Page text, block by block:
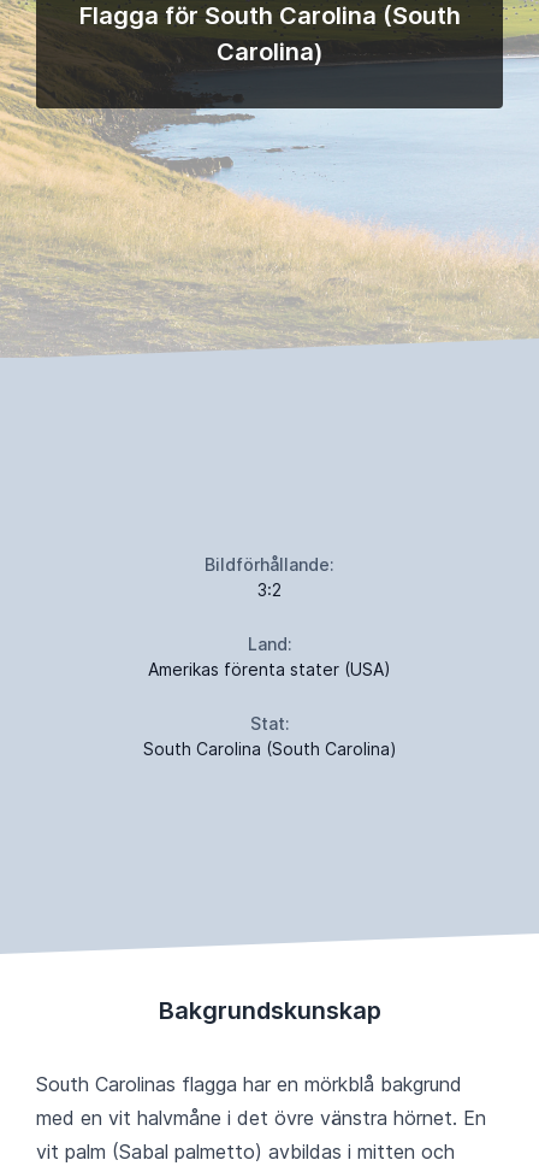
Flagga för South Carolina (South
Carolina)
Bildförhållande:
3:2
Land:
Amerikas förenta stater (USA)
Stat:
South Carolina (South Carolina)
Bakgrundskunskap
South Carolinas flagga har en mörkblå bakgrund
med en vit halvmåne i det övre vänstra hörnet. En
vit palm (Sabal palmetto) avbildas i mitten och